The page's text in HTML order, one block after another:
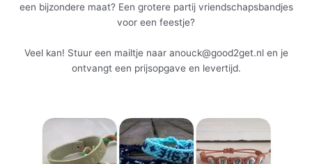
een bijzondere maat? Een grotere partij vriendschapsbandjes
voor een feestje?
Veel kan! Stuur een mailtje naar anouck@good2get.nl en je
ontvangt een prijsopgave en levertijd.